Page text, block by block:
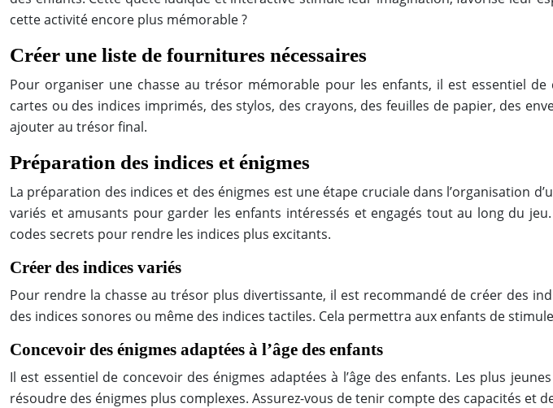
cette activité encore plus mémorable ?
Créer une liste de fournitures nécessaires
Pour organiser une chasse au trésor mémorable pour les enfants, il est essentiel
cartes ou des indices imprimés, des stylos, des crayons, des feuilles de papier, des
ajouter au trésor final.
Préparation des indices et énigmes
La préparation des indices et des énigmes est une étape cruciale dans l’organisation
variés et amusants pour garder les enfants intéressés et engagés tout au long du
codes secrets pour rendre les indices plus excitants.
Créer des indices variés
Pour rendre la chasse au trésor plus divertissante, il est recommandé de créer des
des indices sonores ou même des indices tactiles. Cela permettra aux enfants de
Concevoir des énigmes adaptées à l’âge des enfants
Il est essentiel de concevoir des énigmes adaptées à l’âge des enfants. Les plus
résoudre des énigmes plus complexes. Assurez-vous de tenir compte des capacités et